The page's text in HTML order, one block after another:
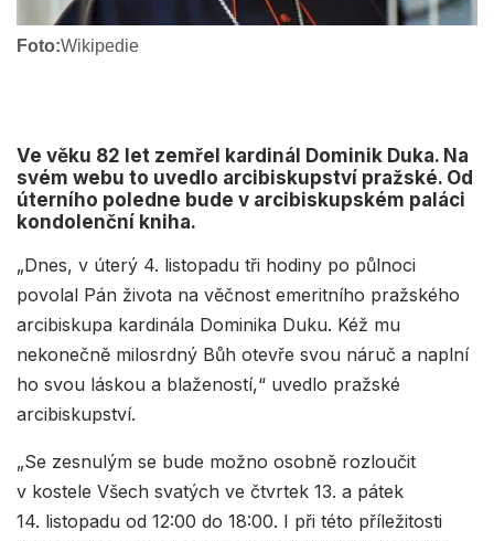
Foto:Wikipedie
Ve věku 82 let zemřel kardinál Dominik Duka. Na
svém webu to uvedlo arcibiskupství pražské. Od
úterního poledne bude v arcibiskupském paláci
kondolenční kniha.
„Dnes, v úterý 4. listopadu tři hodiny po půlnoci
povolal Pán života na věčnost emeritního pražského
arcibiskupa kardinála Dominika Duku. Kéž mu
nekonečně milosrdný Bůh otevře svou náruč a naplní
ho svou láskou a blažeností,“ uvedlo pražské
arcibiskupství.
„Se zesnulým se bude možno osobně rozloučit
v kostele Všech svatých ve čtvrtek 13. a pátek
14. listopadu od 12:00 do 18:00. I při této příležitosti